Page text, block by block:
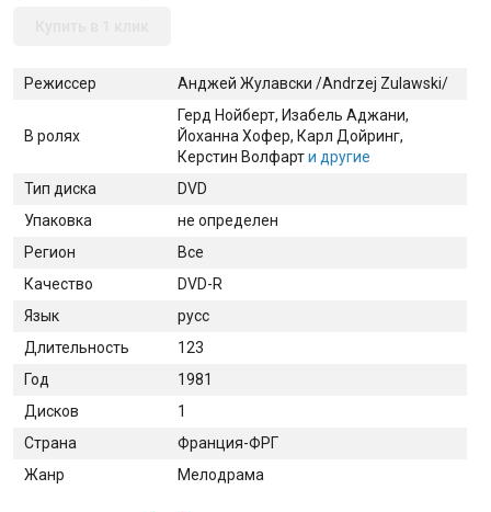
Режиссер Анджей Жулавски /Andrzej Zulawski/
В ролях
Герд Нойберт, Изабель Аджани,
Йоханна Хофер, Карл Дойринг,
Керстин Волфарти другие
Тип диска
DVD
Упаковка
не определен
Регион
Все
Качество
DVD-R
Язык
русс
Длительность
123
Год
1981
Дисков
1
Страна
Франция-ФРГ
Жанр
Мелодрама